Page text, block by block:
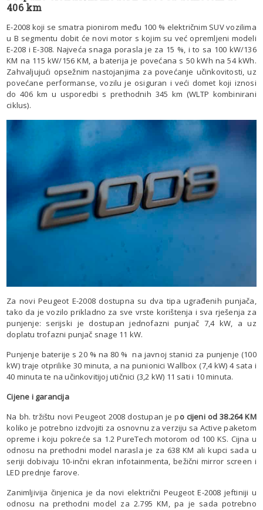
406 km
E-2008 koji se smatra pionirom među 100 % električnim SUV vozilima
u B segmentu dobit će novi motor s kojim su već opremljeni modeli
E-208 i E-308. Najveća snaga porasla je za 15 %, i to sa 100 kW/136
KM na 115 kW/156 KM, a baterija je povećana s 50 kWh na 54 kWh.
Zahvaljujući opsežnim nastojanjima za povećanje učinkovitosti, uz
povećane performanse, vozilu je osiguran i veći domet koji iznosi
do 406 km u usporedbi s prethodnih 345 km (WLTP kombinirani
ciklus).
Za novi Peugeot E-2008 dostupna su dva tipa ugrađenih punjača,
tako da je vozilo prikladno za sve vrste korištenja i sva rješenja za
punjenje: serijski je dostupan jednofazni punjač 7,4 kW, a uz
doplatu trofazni punjač snage 11 kW.
Punjenje baterije s 20 % na 80 % na javnoj stanici za punjenje (100
kW) traje otprilike 30 minuta, a na punionici Wallbox (7,4 kW) 4 sata i
40 minuta te na učinkovitijoj utičnici (3,2 kW) 11 sati i 10 minuta.
Cijene i garancija
Na bh. tržištu novi Peugeot 2008 dostupan je po cijeni od 38.264 KM
koliko je potrebno izdvojiti za osnovnu za verziju sa Active paketom
opreme i koju pokreće sa 1.2 PureTech motorom od 100 KS. Cijna u
odnosu na prethodni model narasla je za 638 KM ali kupci sada u
seriji dobivaju 10-inčni ekran infotainmenta, bežični mirror screen i
LED prednje farove.
Zanimljivija činjenica je da novi električni Peugeot E-2008 jeftiniji u
odnosu na prethodni model za 2.795 KM, pa je sada potrebno